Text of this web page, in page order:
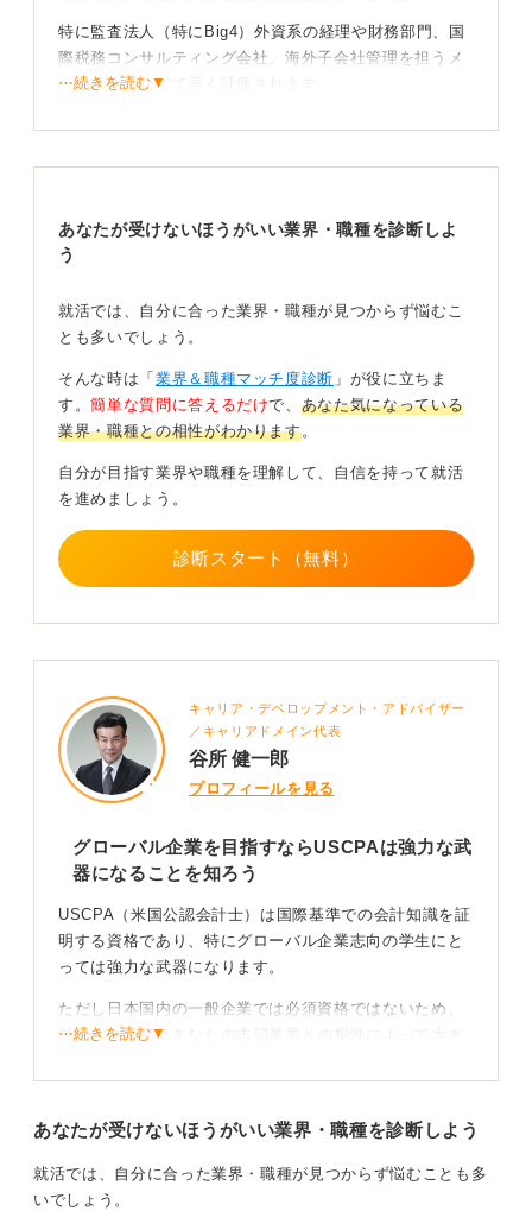
特に監査法人（特にBig4）外資系の経理や財務部門、国
際税務コンサルティング会社、海外子会社管理を担うメ
ーカー企業などで高く評価されます。
志望動機と合わせて経験をしっかり伝えよう！
一方で国内の一般企業の採用ではUSCPAそのものが採用
基準の中心になることは少ないです。
資格単体よりも会計、英語、国際業務に対する強い志向
性があることとして、あなた自身がどの職種に進みたい
か、どんな働き方をしたいかを言語化することも重要に
なります。
資格勉強に力を入れすぎるとインターンシップや面接対
策が後回しになってしまうことがあり、就職活動を優先
するのであれば資格勉強が就職活動の妨げにならないよ
うにしましょう。
受験は一科目ずつや就職活動のピーク時期は勉強量を減
る」「一部科目は受験済み」など、志望動機と合わせて
伝えていくことが大切になります。
0
⋯続きを読む▼
あなたが受けないほうがいい業界・職種を診断しよ
う
就活では、自分に合った業界・職種が見つからず悩むこ
とも多いでしょう。
そんな時は「 業界＆職種マッチ度診断 」が役に立ちま
す。簡単な質問に答えるだけで、 あなた気になっている
業界・職種との相性がわかります。
自分が目指す業界や職種を理解して、自信を持って就活
を進めましょう。
診断スタート（無料）
キャリア・デベロップメント・アドバイザー
／キャリアドメイン代表
谷所 健一郎
プロフィールを見る
グローバル企業を目指すならUSCPAは強力な武
器になることを知ろう
USCPA（米国公認会計士）は国際基準での会計知識を証
明する資格であり、特にグローバル企業志向の学生にと
っては強力な武器になります。
ただし日本国内の一般企業では必須資格ではないため、
就活への影響はあなたの志望業界との相性によって大き
ティングファーム・外資系企業・グローバル展開してい
監査法人ではUSCPA取得者は国際監査案件やIFRS関連
⋯続きを読む▼
あなたが受けないほうがいい業界・職種を診断しよう
就活では、自分に合った業界・職種が見つからず悩むことも多
いでしょう。